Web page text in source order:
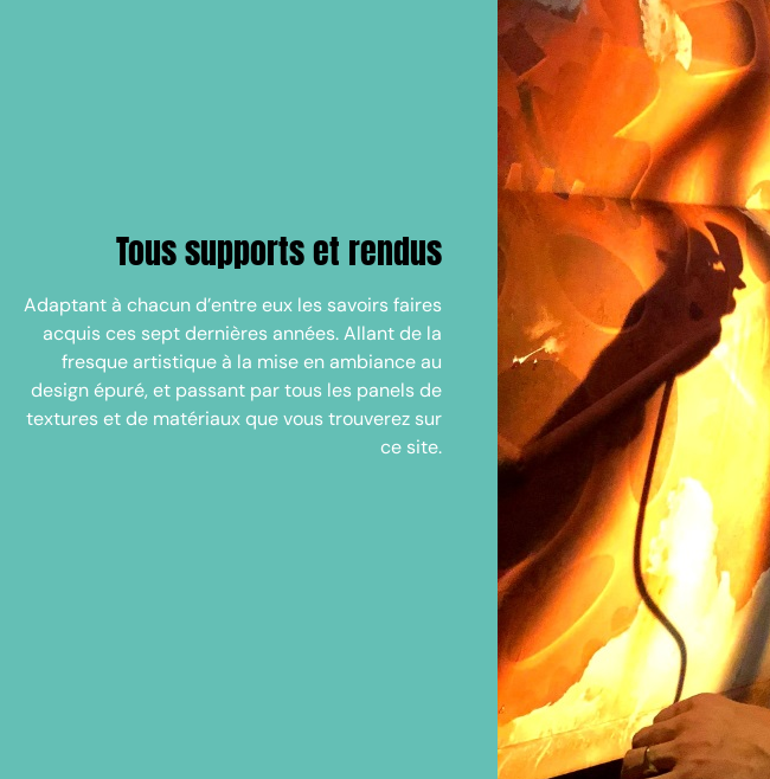
Tous supports et rendus
Adaptant à chacun d’entre eux les savoirs faires
acquis ces sept dernières années. Allant de la
fresque artistique à la mise en ambiance au
design épuré, et passant par tous les panels de
textures et de matériaux que vous trouverez sur
ce site.